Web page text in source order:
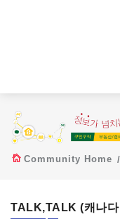
Community Home
TALK,TALK (캐나